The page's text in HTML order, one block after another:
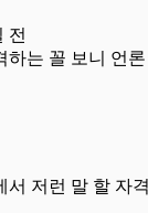
전
하는 꼴 보니 언론
저런 말 할 자격